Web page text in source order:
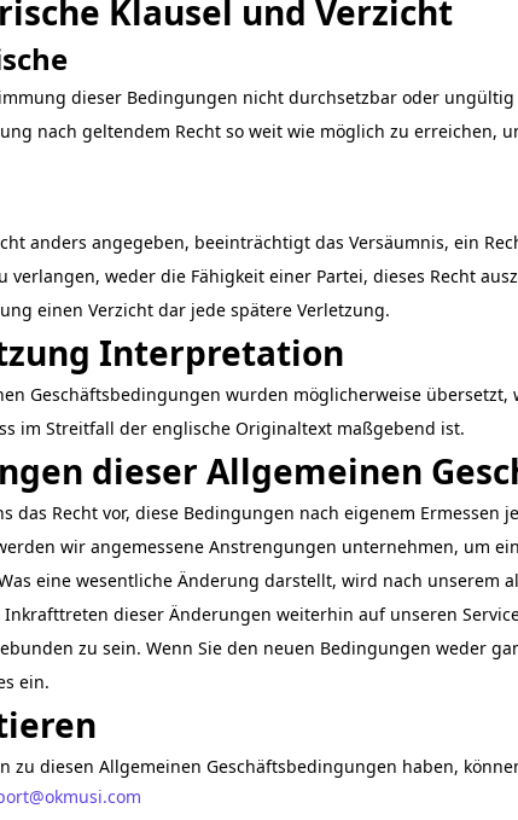
Klausel und Verzicht
dieser Bedingungen nicht durchsetzbar oder
nach geltendem Recht so weit wie möglich zu
anders angegeben, beeinträchtigt das Versäumnis, ein
verlangen, weder die Fähigkeit einer Partei, dieses Recht
einen Verzicht dar jede spätere Verletzung.
Interpretation
Geschäftsbedingungen wurden möglicherweise
im Streitfall der englische Originaltext maßgebend ist.
dieser Allgemeinen
das Recht vor, diese Bedingungen nach eigenem
wir angemessene Anstrengungen unternehmen, um
eine wesentliche Änderung darstellt, wird nach unserem
Inkrafttreten dieser Änderungen weiterhin auf unseren
zu sein. Wenn Sie den neuen Bedingungen weder
ein.
zu diesen Allgemeinen Geschäftsbedingungen haben,